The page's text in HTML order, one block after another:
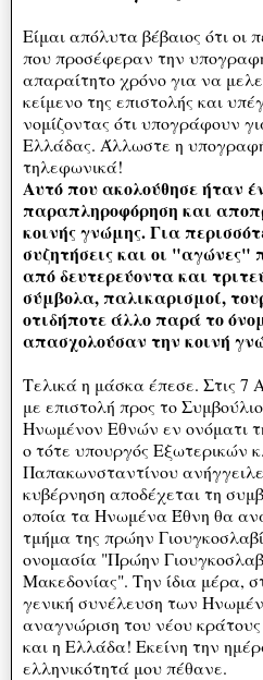
Είμαι απόλυτα βέβαιος ότι οι
που προσέφεραν την
απαραίτητο χρόνο για να
κείμενο της επιστολής και
νομίζοντας ότι υπογράφουν
Ελλάδας. Άλλωστε η υπογραφή
τηλεφωνικά!
Αυτό που ακολούθησε ήταν
παραπληροφόρηση και
κοινής γνώμης. Για
συζητήσεις και οι "αγώνες"
από δευτερεύοντα και
σύμβολα, παλικαρισμοί,
οτιδήποτε άλλο παρά το
απασχολούσαν την κοινή
Τελικά η μάσκα έπεσε. Στις 7
με επιστολή προς το
Ηνωμένον Εθνών εν ονόματι
ο τότε υπουργός Εξωτερικών
Παπακωνσταντίνου ανήγγειλε
κυβέρνηση αποδέχεται τη
οποία τα Ηνωμένα Έθνη θα
τμήμα της πρώην
ονομασία "Πρώην
Μακεδονίας". Την ίδια μέρα,
γενική συνέλευση των
αναγνώριση του νέου
και η Ελλάδα! Εκείνη την
ελληνικότητά μου πέθανε.